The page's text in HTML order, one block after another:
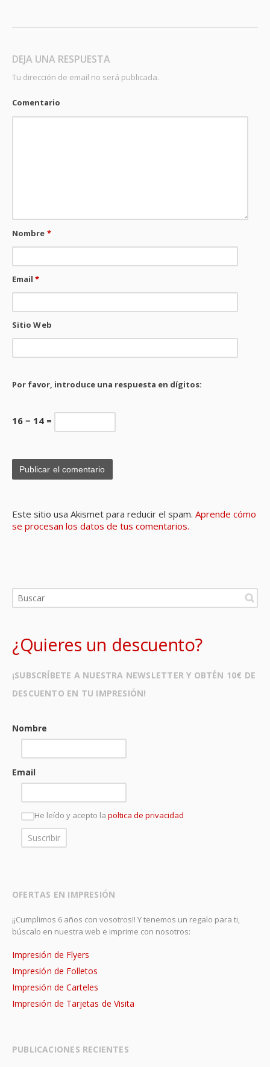
DEJA UNA RESPUESTA
Tu dirección de email no será publicada.
Comentario
Nombre *
Email*
Sitio Web
Por favor, introduce una respuesta en dígitos:
16 − 14 =
Este sitio usa Akismet para reducir el spam. Aprende cómo
se procesan los datos de tus comentarios.
¿Quieres un descuento?
¡SUBSCRÍBETE A NUESTRA NEWSLETTER Y OBTÉN 10€ DE
DESCUENTO EN TU IMPRESIÓN!
Nombre
Email
He leído y acepto la poltica de privacidad
OFERTAS EN IMPRESIÓN
¡¡Cumplimos 6 años con vosotros!! Y tenemos un regalo para ti,
búscalo en nuestra web e imprime con nosotros:
Impresión de Flyers
Impresión de Folletos
Impresión de Carteles
Impresión de Tarjetas de Visita
PUBLICACIONES RECIENTES